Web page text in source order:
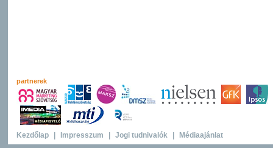
partnerek
Kezdőlap Impresszum Jogi tudnivalók Médiaajánlat